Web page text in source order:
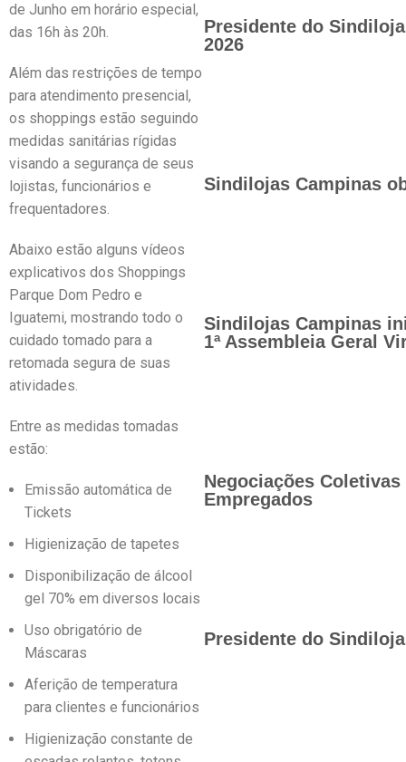
de Junho em horário especial,
das 16h às 20h.
Além das restrições de tempo
para atendimento presencial,
os shoppings estão seguindo
medidas sanitárias rígidas
visando a segurança de seus
lojistas, funcionários e
frequentadores.
Abaixo estão alguns vídeos
explicativos dos Shoppings
Parque Dom Pedro e
Iguatemi, mostrando todo o
cuidado tomado para a
retomada segura de suas
atividades.
Entre as medidas tomadas
estão:
Emissão automática de
Tickets
Higienização de tapetes
Disponibilização de álcool
gel 70% em diversos locais
Uso obrigatório de
Máscaras
Aferição de temperatura
para clientes e funcionários
Higienização constante de
Presidente do
2026
Sindilojas Campinas
Sindilojas Campinas
1ª Assembleia Geral
Negociações
Empregados
Presidente do